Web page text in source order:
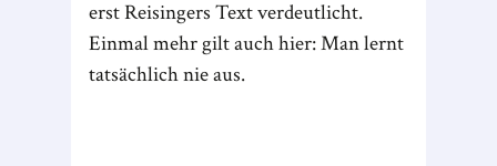
erst Reisingers Text verdeutlicht.
Einmal mehr gilt auch hier: Man lernt
tatsächlich nie aus.